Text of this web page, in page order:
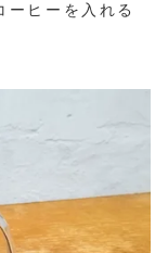
ヒーを入れる